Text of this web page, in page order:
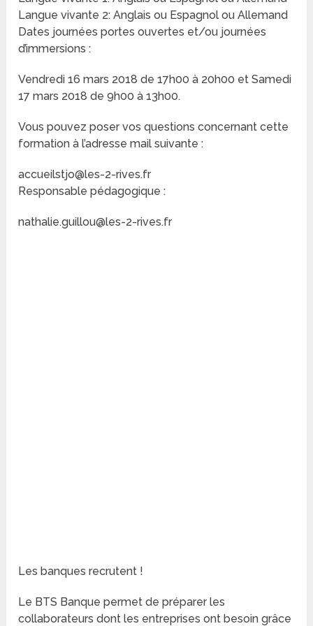
Langue vivante 2: Anglais ou Espagnol ou Allemand
Dates journées portes ouvertes et/ou journées
d’immersions :
Vendredi 16 mars 2018 de 17h00 à 20h00 et Samedi
17 mars 2018 de 9h00 à 13h00.
Vous pouvez poser vos questions concernant cette
formation à l’adresse mail suivante :
accueilstjo@les-2-rives.fr
Responsable pédagogique :
nathalie.guillou@les-2-rives.fr
Les banques recrutent !
Le BTS Banque permet de préparer les
collaborateurs dont les entreprises ont besoin grâce